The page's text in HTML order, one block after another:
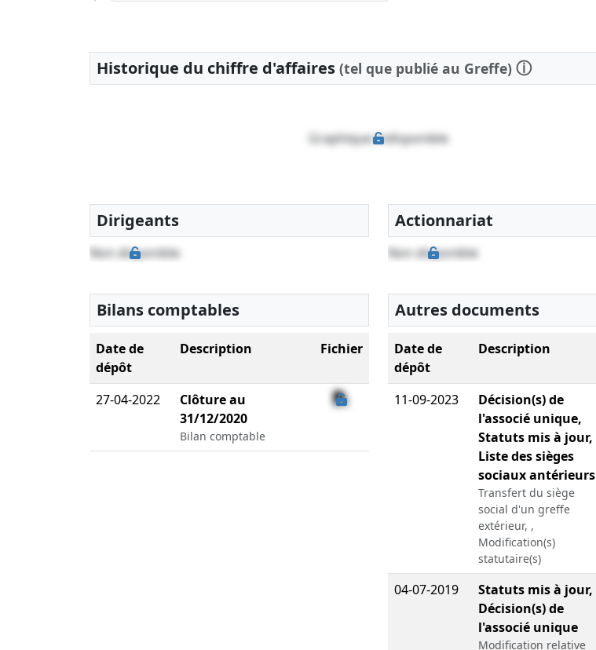
Historique du chiffre d'affaires (tel que publié au Greffe) ⓘ
Graphique indisponible
Dirigeants
Non disponible
Actionnariat
Non disponible
Bilans comptables
Date de
dépôt
Description Fichier
27-04-2022
Clôture au
31/12/2020
Bilan comptable
Autres documents
Date de
dépôt
Description
11-09-2023
Décision(s) de
l'associé unique,
Statuts mis à jour,
Liste des sièges
sociaux antérieurs
Transfert du siège
social d'un greffe
extérieur, ,
Modification(s)
statutaire(s)
04-07-2019
Statuts mis à jour,
Décision(s) de
l'associé unique
Modification relative